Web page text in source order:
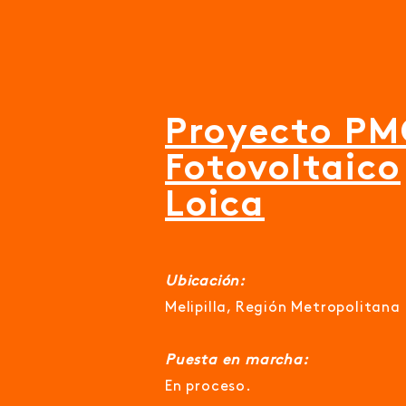
Proyecto
Fotovoltaico
Loica
Ubicación:
Melipilla, Región Metropolitana
Puesta en marcha:
En proceso.